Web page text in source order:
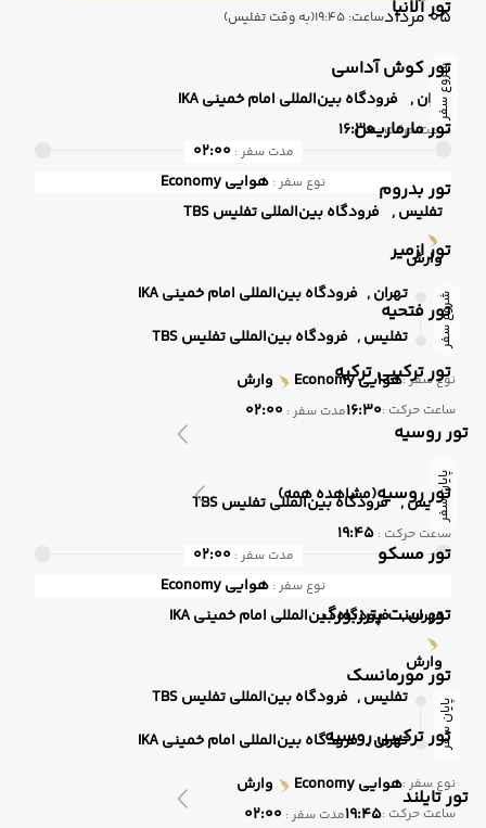
تور آلانیا
تور کوش آداسی
تور مارماریس
تور بدروم
تور ازمیر
تور فتحیه
تور ترکیبی ترکیه
تور روسیه
تور روسیه(مشاهده همه)
تور مسکو
تور سنت پترزبورگ
تور مورمانسک
تور ترکیبی روسیه
تور تایلند
05 مرداد ساعت: 19:45 (به وقت تفلیس)
شروع سفر
تهران , فرودگاه بین‌المللی امام خمینی IKA
ساعت حرکت :16:30
مدت سفر :02:00
نوع سفر : هوایی
تفلیس , فرودگاه بین‌المللی تفلیس TBS
وارش
شروع سفر تهران , فرودگاه بین‌المللی امام خمینی IKA
تفلیس , فرودگاه بین‌المللی تفلیس TBS
نوع سفر :هواییEconomy وارش
ساعت حرکت :16:30مدت سفر : 02:00
پایان سفر
تفلیس , فرودگاه بین‌المللی تفلیس TBS
ساعت حرکت : 19:45
مدت سفر :02:00
نوع سفر : هوایی
تهران , فرودگاه بین‌المللی امام خمینی IKA
وارش
پایان سفر تفلیس , فرودگاه بین‌المللی تفلیس TBS
تهران , فرودگاه بین‌المللی امام خمینی IKA
نوع سفر :هوایی وارش
ساعت حرکت :19:45مدت سفر : 02:00